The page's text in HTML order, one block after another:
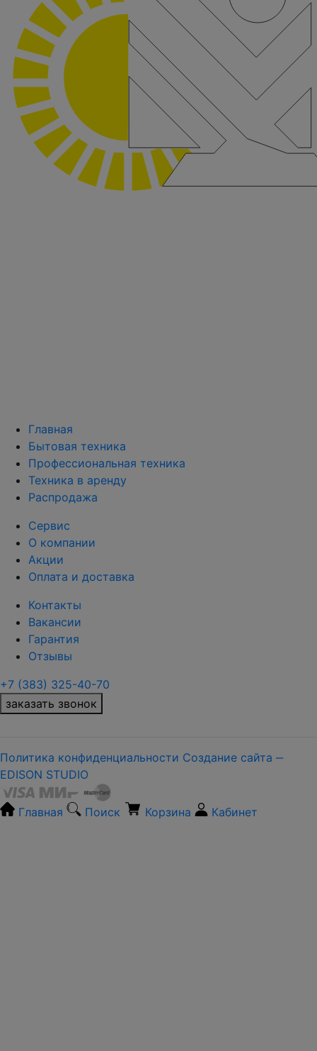
Главная
Бытовая техника
Профессиональная техника
Техника в аренду
Распродажа
Сервис
О компании
Акции
Оплата и доставка
Контакты
Вакансии
Гарантия
Отзывы
+7 (383) 325-40-70
заказать звонок
Политика конфиденциальности Создание сайта ‒
EDISON STUDIO
Главная Поиск Корзина Кабинет